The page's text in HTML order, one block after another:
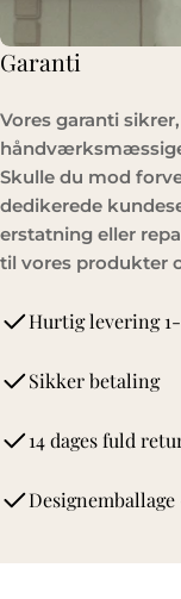
Garanti
Vores garanti
Skulle du mod
dedikerede
erstatning eller
til vores produkter
Hurtig levering 1-
Sikker betaling
14 dages fuld